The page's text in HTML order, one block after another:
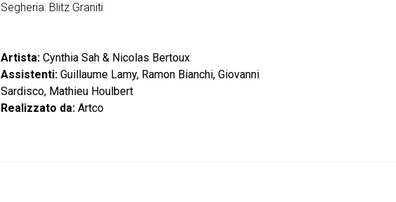
Segheria: Blitz Graniti
Artista:Cynthia Sah & Nicolas Bertoux
Assistenti:Guillaume Lamy, Ramon Bianchi, Giovanni
Sardisco, Mathieu Houlbert
Realizzato da:Artco